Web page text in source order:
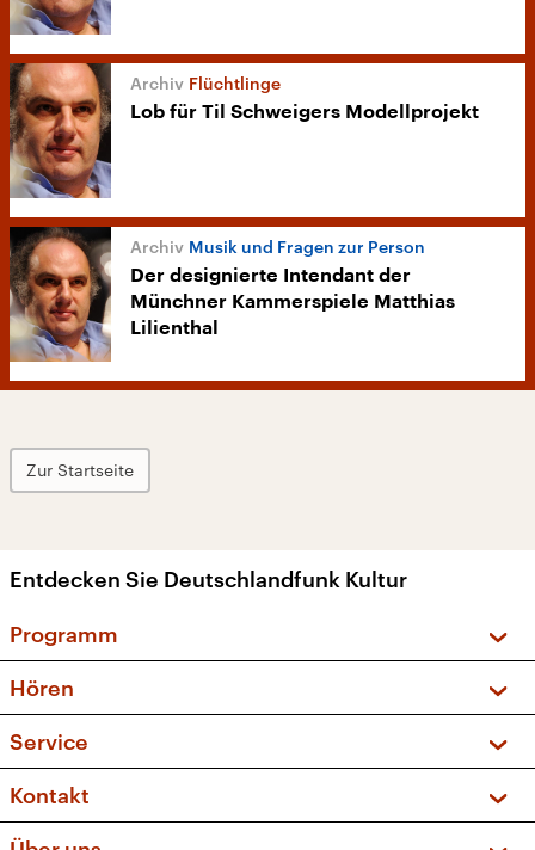
Flüchtlinge
Lob für Til Schweigers Modellprojekt
Musik und Fragen zur Person
Der designierte Intendant der
Münchner Kammerspiele Matthias
Lilienthal
Zur Startseite
Entdecken Sie Deutschlandfunk Kultur
Programm
Sendungen und Podcasts
Musikliste
Kakadu – Das Kinderprogramm
Hören
Frequenzen (UKW + DAB+)
Service
FAQ
Apps
Kontakt